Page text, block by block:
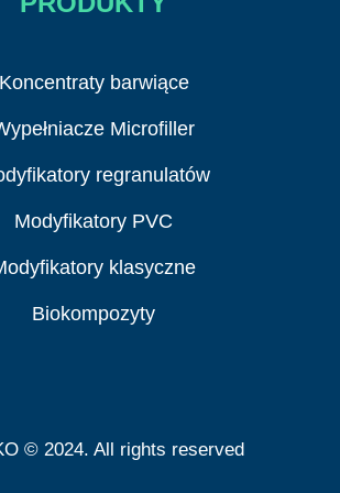
Koncentraty barwiące
Microfiller
regranulatów
Modyfikatory PVC
klasyczne
Biokompozyty
© 2024. All rights reserved